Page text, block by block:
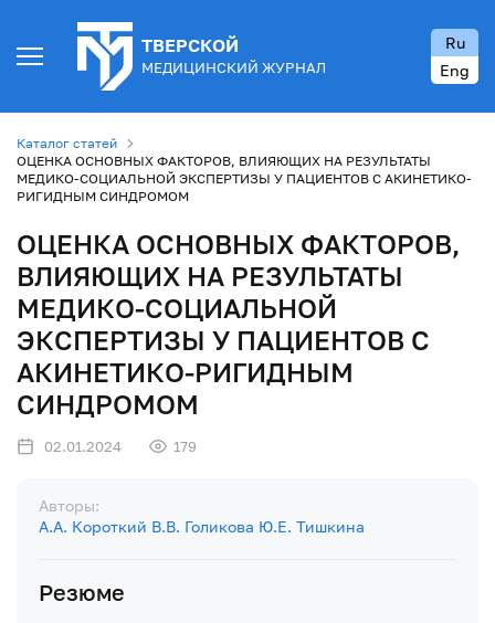
ТВЕРСКОЙ
МЕДИЦИНСКИЙ ЖУРНАЛ
Ru
Eng
Каталог статей
ОЦЕНКА ОСНОВНЫХ ФАКТОРОВ, ВЛИЯЮЩИХ НА РЕЗУЛЬТАТЫ
МЕДИКО-СОЦИАЛЬНОЙ ЭКСПЕРТИЗЫ У ПАЦИЕНТОВ С АКИНЕТИКО-
РИГИДНЫМ СИНДРОМОМ
ОЦЕНКА ОСНОВНЫХ ФАКТОРОВ,
ВЛИЯЮЩИХ НА РЕЗУЛЬТАТЫ
МЕДИКО-СОЦИАЛЬНОЙ
ЭКСПЕРТИЗЫ У ПАЦИЕНТОВ С
АКИНЕТИКО-РИГИДНЫМ
СИНДРОМОМ
02.01.2024 179
Авторы:
А.А. Короткий В.В. Голикова Ю.Е. Тишкина
Резюме